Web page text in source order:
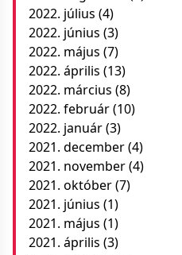
2022. július (4)
2022. június (3)
2022. május (7)
2022. április (13)
2022. március (8)
2022. február(10)
2022. január(3)
2021. december(4)
2021. november(4)
2021. október(7)
2021. június (1)
2021. május (1)
2021. április (3)